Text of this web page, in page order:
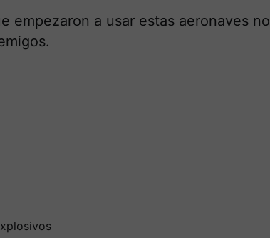
empezaron a usar estas aeronaves no